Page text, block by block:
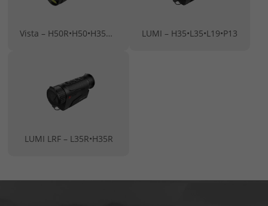
Vista – H50R•H50•H35R•H35 LUMI – H35•L35•L19•P13
LUMI LRF – L35R•H35R